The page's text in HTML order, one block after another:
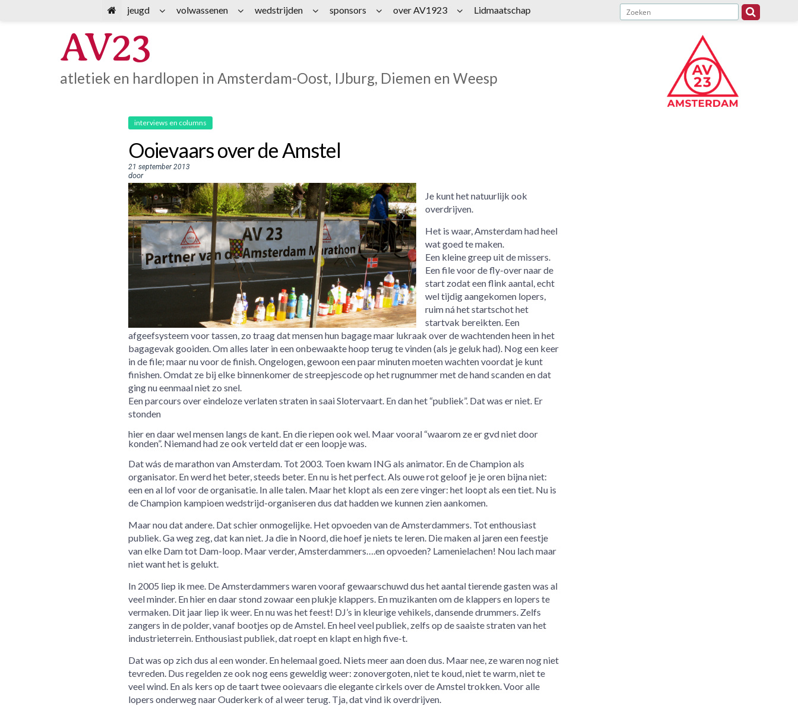
AV23
atletiek en hardlopen in Amsterdam-Oost, IJburg, Diemen en Weesp
interviews en columns
Ooievaars over de Amstel
21 september 2013
door
Je kunt het natuurlijk ook
overdrijven.
Het is waar, Amsterdam had heel
wat goed te maken.
Een kleine greep uit de missers.
Een file voor de fly-over naar de
start zodat een flink aantal, echt
wel tijdig aangekomen lopers,
ruim ná het startschot het
startvak bereikten. Een
afgeefsysteem voor tassen, zo traag dat mensen hun bagage maar lukraak over de wachtenden heen in het
bagagevak gooiden. Om alles later in een onbewaakte hoop terug te vinden (als je geluk had). Nog een keer
in de file; maar nu voor de finish. Ongelogen, gewoon een paar minuten moeten wachten voordat je kunt
finishen. Omdat ze bij elke binnenkomer de streepjescode op het rugnummer met de hand scanden en dat
ging nu eenmaal niet zo snel.
Een parcours over eindeloze verlaten straten in saai Slotervaart. En dan het “publiek”. Dat was er niet. Er
stonden
hier en daar wel mensen langs de kant. En die riepen ook wel. Maar vooral “waarom ze er gvd niet door
konden”. Niemand had ze ook verteld dat er een loopje was.
Dat wás de marathon van Amsterdam. Tot 2003. Toen kwam ING als animator. En de Champion als
organisator. En werd het beter, steeds beter. En nu is het perfect. Als ouwe rot geloof je je oren bijna niet:
een en al lof voor de organisatie. In alle talen. Maar het klopt als een zere vinger: het loopt als een tiet. Nu is
de Champion kampioen wedstrijd-organiseren dus dat hadden we kunnen zien aankomen.
Maar nou dat andere. Dat schier onmogelijke. Het opvoeden van de Amsterdammers. Tot enthousiast
publiek. Ga weg zeg, dat kan niet. Ja die in Noord, die hoef je niets te leren. Die maken al jaren een feestje
van elke Dam tot Dam-loop. Maar verder, Amsterdammers….en opvoeden? Lamenielachen! Nou lach maar
niet want het is gelukt.
In 2005 liep ik mee. De Amsterdammers waren vooraf gewaarschuwd dus het aantal tierende gasten was al
veel minder. En hier en daar stond zowaar een plukje klappers. En muzikanten om de klappers en lopers te
vermaken. Dit jaar liep ik weer. En nu was het feest! DJ’s in kleurige vehikels, dansende drummers. Zelfs
zangers in de polder, vanaf bootjes op de Amstel. En heel veel publiek, zelfs op de saaiste straten van het
industrieterrein. Enthousiast publiek, dat roept en klapt en high five-t.
Dat was op zich dus al een wonder. En helemaal goed. Niets meer aan doen dus. Maar nee, ze waren nog niet
tevreden. Dus regelden ze ook nog eens geweldig weer: zonovergoten, niet te koud, niet te warm, niet te
veel wind. En als kers op de taart twee ooievaars die elegante cirkels over de Amstel trokken. Voor alle
lopers onderweg naar Ouderkerk of al weer terug. Tja, dat vind ik overdrijven.
jeugd volwassenen wedstrijden sponsors over AV1923 Lidmaatschap